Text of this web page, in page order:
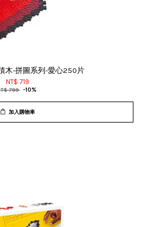
木-拼圖系列-愛心250片
NT$ 719
799 -10%
加入購物車